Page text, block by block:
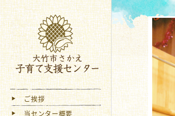
ご挨拶
当センター概要